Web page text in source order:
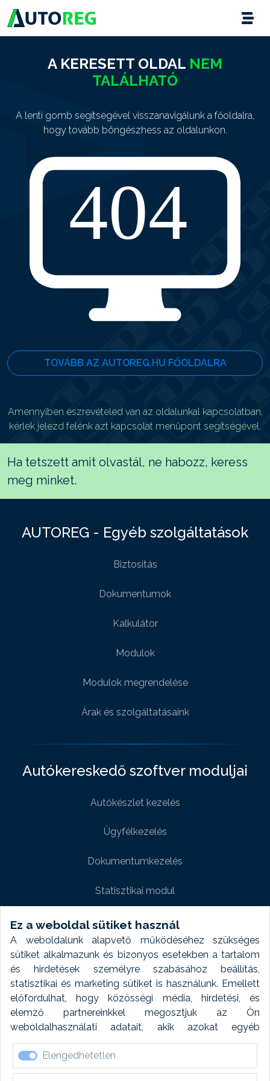
Ez a weboldal sütiket használ
A weboldalunk alapvető működéséhez szükséges
sütiket alkalmazunk és bizonyos esetekben a tartalom
és hirdetések személyre szabásához beállítás,
statisztikai és marketing sütiket is használunk. Emellett
előfordulhat, hogy közösségi média, hirdetési, és
elemző partnereinkkel megosztjuk az Ön
weboldalhasználati adatait, akik azokat egyéb
forrásokból gyűjtött adatokkal kombinálhatják. A sütik
elfogadásával kapcsolatosan naplózást végzünk és
ezen adatokat 6 hónap után automatikusan töröljük. A
Elengedhetetlen
A KERESETT OLDAL NEM
TALÁLHATÓ
A lenti gomb segítségével visszanavigálunk a főoldalra,
hogy tovább böngészhess az oldalunkon.
TOVÁBB AZ AUTOREG.HU FŐOLDALRA
Amennyiben észrevételed van az oldalunkal kapcsolatban,
kérlek jelezd felénk azt kapcsolat menüpont segítségével.
Ha tetszett amit olvastál, ne habozz, keress
meg minket.
AUTOREG - Egyéb szolgáltatások
Biztositás
Dokumentumok
Kalkulátor
Modulok
Modulok megrendelése
Árak és szolgáltatásaink
Autókereskedő szoftver moduljai
Autókészlet kezelés
Ügyfélkezelés
Dokumentumkezelés
Statisztikai modul
Weboldal modul
Fényképtár extra modul
Autómosó modul
Feladatütemezés